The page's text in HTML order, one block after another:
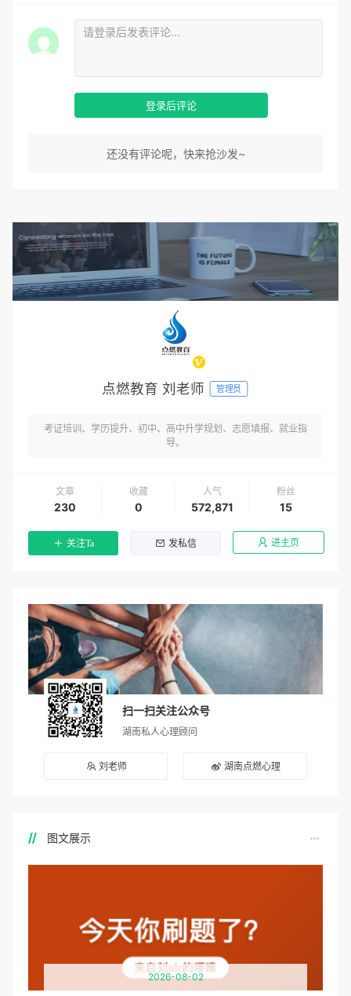
登录后评论
还没有评论呢，快来抢沙发~
点燃教育 刘老师 管理员
考证培训、学历提升、初中、高中升学规划、志愿填报、就业指
导。
文章
230
收藏
0
人气
572,871
粉丝
15
关注Ta 发私信 进主页
扫一扫关注公众号
湖南私人心理顾问
刘老师 湖南点燃心理
图文展示
2026-08-02